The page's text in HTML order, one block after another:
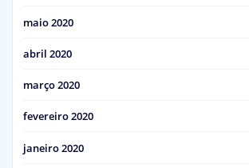
maio 2020
abril 2020
março 2020
fevereiro 2020
janeiro 2020